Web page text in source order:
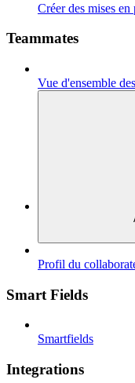
Créer des mises
Teammates
Vue d'ensemble
Profil du
Smart Fields
Smartfields
Integrations